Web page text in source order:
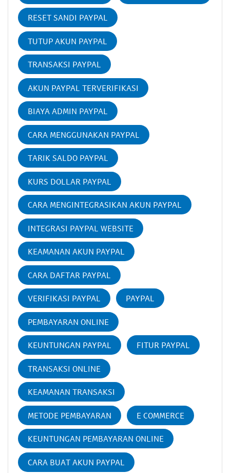
RESET SANDI PAYPAL
TUTUP AKUN PAYPAL
TRANSAKSI PAYPAL
AKUN PAYPAL TERVERIFIKASI
BIAYA ADMIN PAYPAL
CARA MENGGUNAKAN PAYPAL
TARIK SALDO PAYPAL
KURS DOLLAR PAYPAL
CARA MENGINTEGRASIKAN AKUN PAYPAL
INTEGRASI PAYPAL WEBSITE
KEAMANAN AKUN PAYPAL
CARA DAFTAR PAYPAL
VERIFIKASI PAYPAL PAYPAL
PEMBAYARAN ONLINE
KEUNTUNGAN PAYPAL FITUR PAYPAL
TRANSAKSI ONLINE
KEAMANAN TRANSAKSI
METODE PEMBAYARAN E COMMERCE
KEUNTUNGAN PEMBAYARAN ONLINE
CARA BUAT AKUN PAYPAL